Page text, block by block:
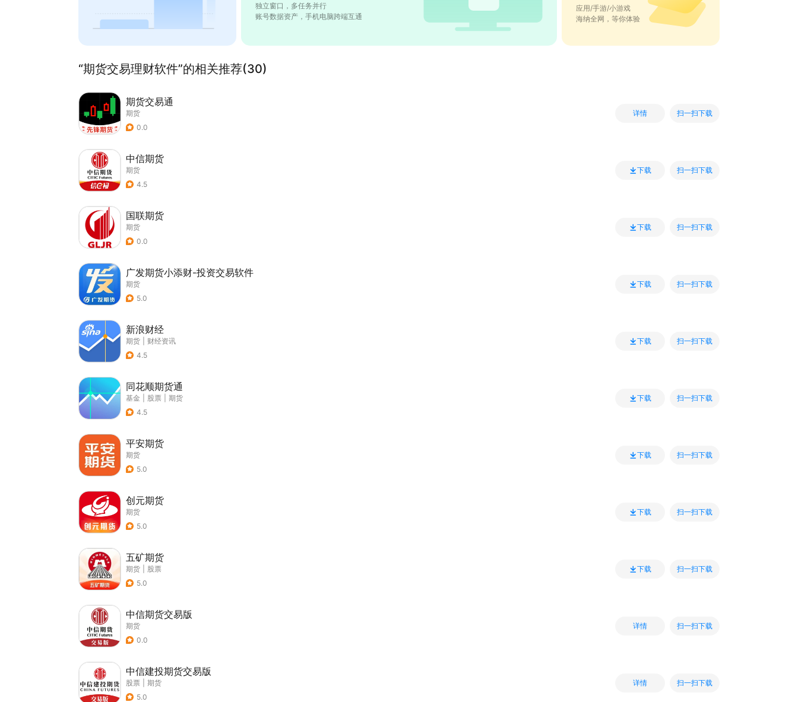
独立窗口，多任务并行
账号数据资产，手机电脑跨端互通
应用/手游/小游戏
海纳全网，等你体验
“期货交易理财软件”的相关推荐(30)
期货交易通
期货
0.0
详情 扫一扫下载
中信期货
期货
4.5
下载 扫一扫下载
国联期货
期货
0.0
下载 扫一扫下载
广发期货小添财-投资交易软件
期货
5.0
下载 扫一扫下载
新浪财经
期货
财经资讯
4.5
下载 扫一扫下载
同花顺期货通
基金 股票
期货
4.5
下载 扫一扫下载
平安期货
期货
5.0
下载 扫一扫下载
创元期货
期货
5.0
下载 扫一扫下载
五矿期货
期货
股票
5.0
下载 扫一扫下载
中信期货交易版
期货
0.0
详情 扫一扫下载
中信建投期货交易版
股票
期货
5.0
详情 扫一扫下载